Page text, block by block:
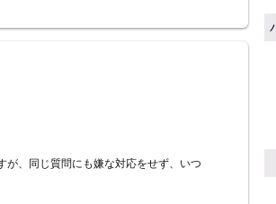
が、同じ質問にも嫌な対応をせず、いつ